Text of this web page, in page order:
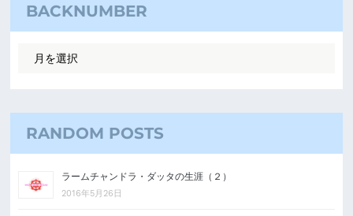
BACKNUMBER
RANDOM POSTS
ラームチャンドラ・ダッタの生涯（２）
2016年5月26日